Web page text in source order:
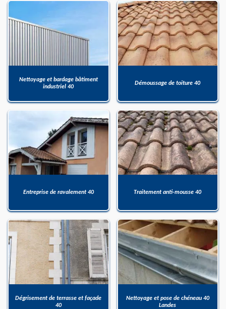
Nettoyage et bardage bâtiment
industriel 40
Démoussage de toiture 40
Entreprise de ravalement 40 Traitement anti-mousse 40
Dégrisement de terrasse et façade
40
Nettoyage et pose de chéneau 40
Landes